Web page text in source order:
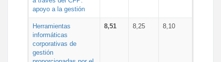
apoyo a la gestión
Herramientas
informáticas
corporativas de
gestión
8,51 8,25 8,10